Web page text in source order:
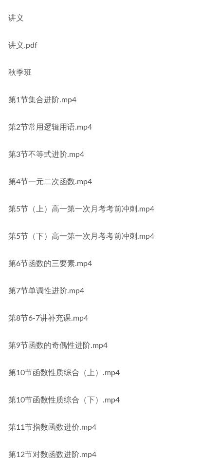
讲义
讲义.pdf
秋季班
第1节集合进阶.mp4
第2节常用逻辑用语.mp4
第3节不等式进阶.mp4
第4节一元二次函数.mp4
第5节（上）高一第一次月考考前冲刺.mp4
第5节（下）高一第一次月考考前冲刺.mp4
第6节函数的三要素.mp4
第7节单调性进阶.mp4
第8节6-7讲补充课.mp4
第9节函数的奇偶性进阶.mp4
第10节函数性质综合（上）.mp4
第10节函数性质综合（下）.mp4
第11节指数函数进价.mp4
第12节对数函数进阶.mp4